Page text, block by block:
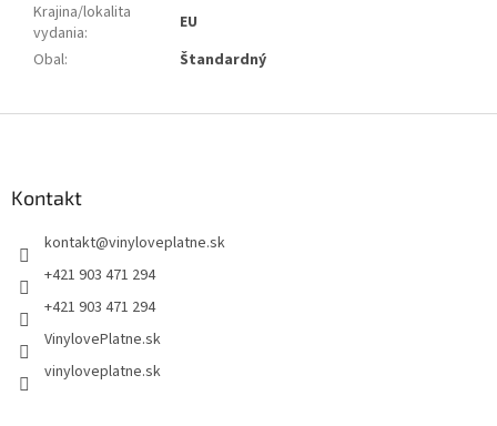
Krajina/lokalita
vydania:
EU
Obal: Štandardný
Kontakt
kontakt@vinyloveplatne.sk
+421 903 471 294
+421 903 471 294
VinylovePlatne.sk
vinyloveplatne.sk